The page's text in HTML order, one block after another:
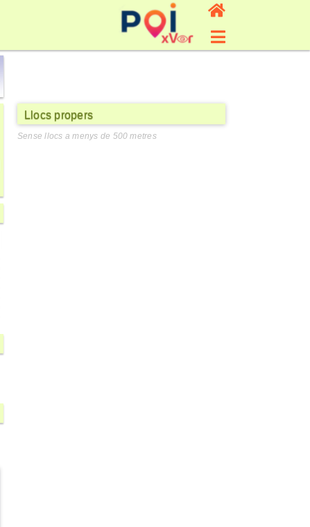
Llocs propers
Sense llocs a menys de 500 metres